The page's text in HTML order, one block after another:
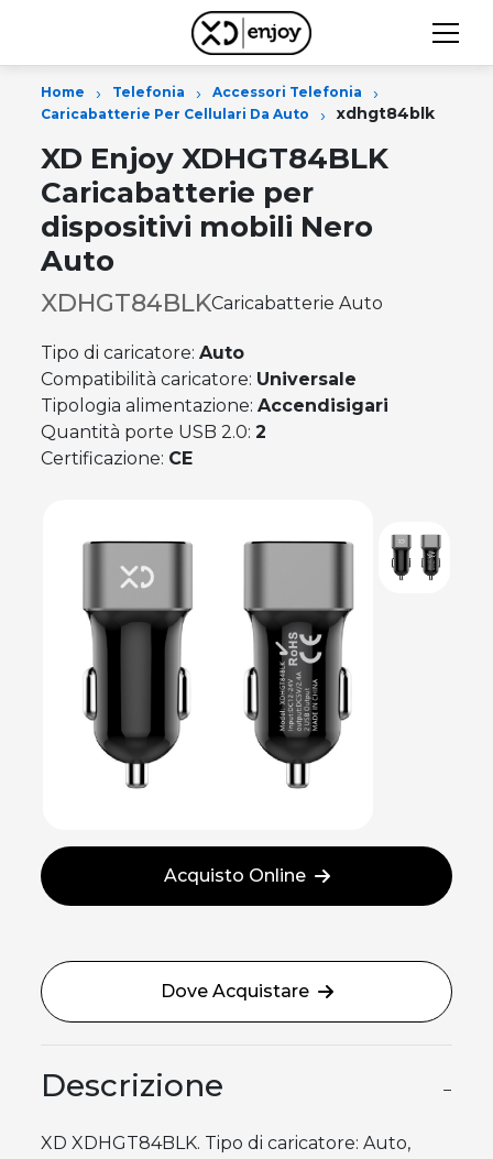
Home › Telefonia › Accessori Telefonia ›
Caricabatterie Per Cellulari Da Auto › xdhgt84blk
XD Enjoy XDHGT84BLK
Caricabatterie per
dispositivi mobili Nero
Auto
XDHGT84BLKCaricabatterie Auto
Tipo di caricatore:Auto
Compatibilità caricatore: Universale
Tipologia alimentazione:Accendisigari
Quantità porte USB 2.0:2
Certificazione: CE
Acquisto Online
Dove Acquistare
Descrizione −
XD XDHGT84BLK. Tipo di caricatore: Auto,